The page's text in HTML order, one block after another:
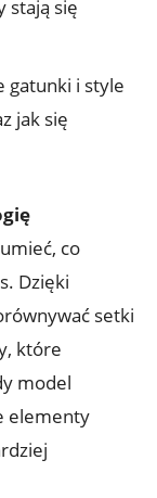
stają się
gatunki i style
jak się
co
Dzięki
setki
które
model
elementy